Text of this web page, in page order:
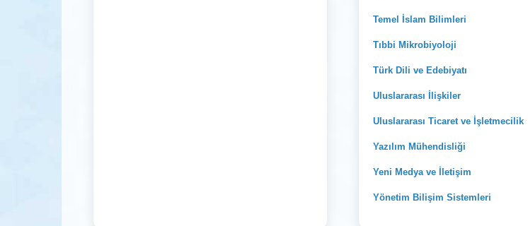
Temel İslam Bilimleri
Tıbbi Mikrobiyoloji
Türk Dili ve Edebiyatı
Uluslararası İlişkiler
Uluslararası Ticaret ve İşletmecilik
Yazılım Mühendisliği
Yeni Medya ve İletişim
Yönetim Bilişim Sistemleri